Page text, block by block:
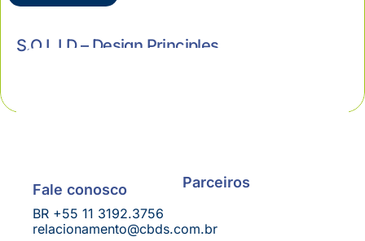
S.O.L.I.D – Design Principles
Fale conosco
BR +55 11 3192.3756
relacionamento@cbds.com.br
Parceiros